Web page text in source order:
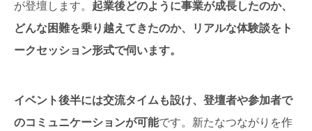
が登壇します。 起業後どのように事業が成長したのか、
どんな困難を乗り越えてきたのか、リアルな体験談をト
ークセッション形式で伺います。
イベント後半には交流タイムも設け、登壇者や参加者で
のコミュニケーションが可能です。新たなつながりを作